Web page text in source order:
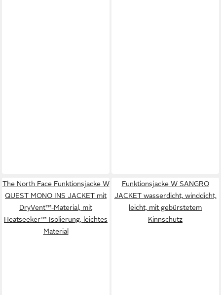
The North Face Funktionsjacke W
QUEST MONO INS JACKET mit
DryVent™-Material, mit
Heatseeker™-Isolierung, leichtes
Material
Funktionsjacke W SANGRO
JACKET wasserdicht, winddicht,
leicht, mit gebürstetem
Kinnschutz